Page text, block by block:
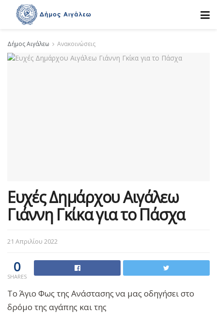
Δήμος Αιγάλεω Ανακοινώσεις
Ευχές Δημάρχου Αιγάλεω
Γιάννη Γκίκα για το Πάσχα
21 Απριλίου 2022
0
SHARES
Το Άγιο Φως της Ανάστασης να μας οδηγήσει στο
δρόμο της αγάπης και της